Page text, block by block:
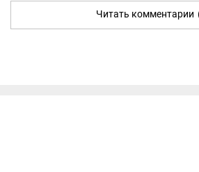
Читать комментарии